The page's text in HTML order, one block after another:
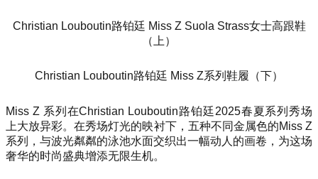
Christian Louboutin路铂廷 Miss Z Suola Strass女士高跟鞋
（上）
Christian Louboutin路铂廷 Miss Z系列鞋履（下）
Miss Z 系列在Christian Louboutin路铂廷2025春夏系列秀场
上大放异彩。在秀场灯光的映衬下，五种不同金属色的Miss Z
系列，与波光粼粼的泳池水面交织出一幅动人的画卷，为这场
奢华的时尚盛典增添无限生机。